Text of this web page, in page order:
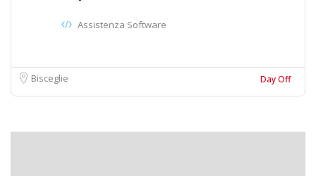
Assistenza Software
Bisceglie Day Off